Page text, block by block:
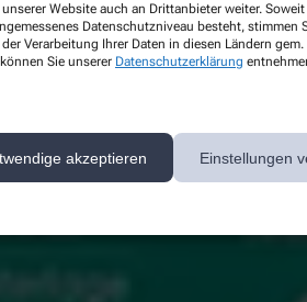
Website auch an Drittanbieter weiter.
Datenschutzniveau besteht, stimmen
Verarbeitung Ihrer Daten in diesen Ländern
Sie unserer Datenschutzerklärung
akzeptieren Einstellungen